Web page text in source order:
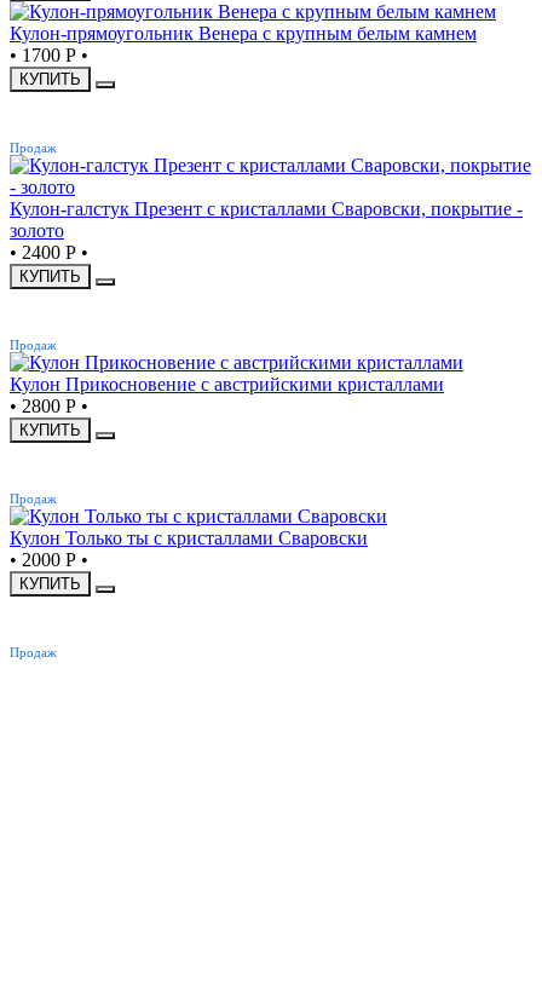
Кулон-прямоугольник Венера с крупным белым камнем
• 1700 Р •
КУПИТЬ
Продаж
Кулон-галстук Презент с кристаллами Сваровски, покрытие -
золото
• 2400 Р •
КУПИТЬ
Продаж
Кулон Прикосновение с австрийскими кристаллами
• 2800 Р •
КУПИТЬ
Продаж
Кулон Только ты с кристаллами Сваровски
• 2000 Р •
КУПИТЬ
Продаж